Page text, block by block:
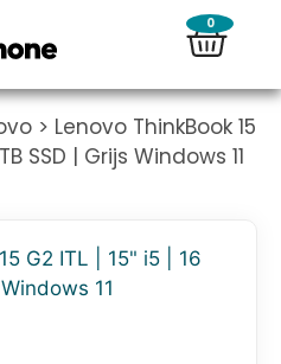
0
> Lenovo ThinkBook 15
SSD | Grijs Windows 11